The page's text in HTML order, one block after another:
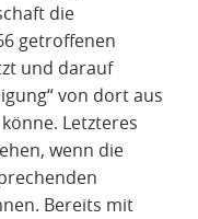
die
getroffenen
und darauf
von dort aus
Letzteres
wenn die
Bereits mit